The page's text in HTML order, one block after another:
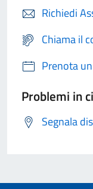
Richiedi
Chiama il
Prenota
Problemi in
Segnala